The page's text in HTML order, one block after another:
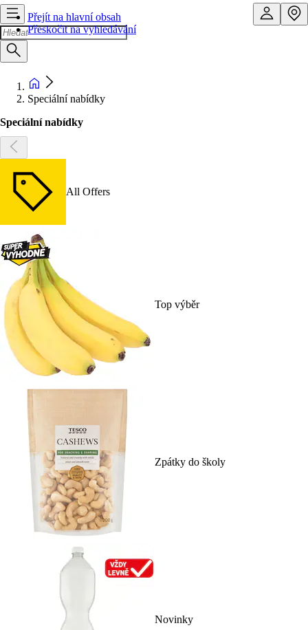
Přejít na hlavní obsah
Přeskočit na vyhledávání
Speciální nabídky
Speciální nabídky
All Offers
Top výběr
Zpátky do školy
Novinky